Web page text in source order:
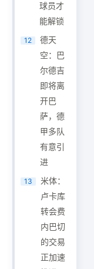
球员才
能解锁
12
德天
空：巴
尔德吉
即将离
开巴
萨，德
甲多队
有意引
进
13
米体：
卢卡库
转会费
内巴切
的交易
正加速